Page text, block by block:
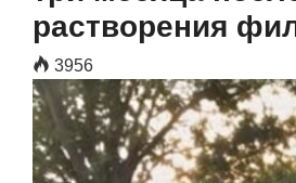
растворения
3956